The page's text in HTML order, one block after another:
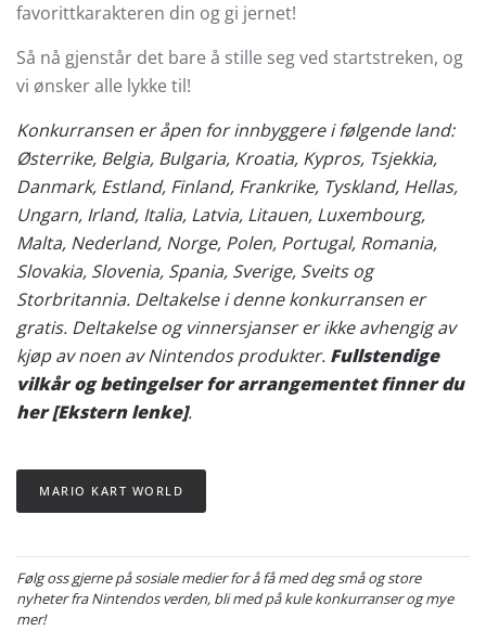
favorittkarakteren din og gi jernet!
Så nå gjenstår det bare å stille seg ved startstreken, og
vi ønsker alle lykke til!
Konkurransen er åpen for innbyggere i følgende land:
Østerrike, Belgia, Bulgaria, Kroatia, Kypros, Tsjekkia,
Danmark, Estland, Finland, Frankrike, Tyskland, Hellas,
Ungarn, Irland, Italia, Latvia, Litauen, Luxembourg,
Malta, Nederland, Norge, Polen, Portugal, Romania,
Slovakia, Slovenia, Spania, Sverige, Sveits og
Storbritannia. Deltakelse i denne konkurransen er
gratis. Deltakelse og vinnersjanser er ikke avhengig av
kjøp av noen av Nintendos produkter. Fullstendige
vilkår og betingelser for arrangementet finner du
her[Ekstern lenke].
MARIO KART WORLD
Følg oss gjerne på sosiale medier for å få med deg små og store
nyheter fra Nintendos verden, bli med på kule konkurranser og mye
mer!